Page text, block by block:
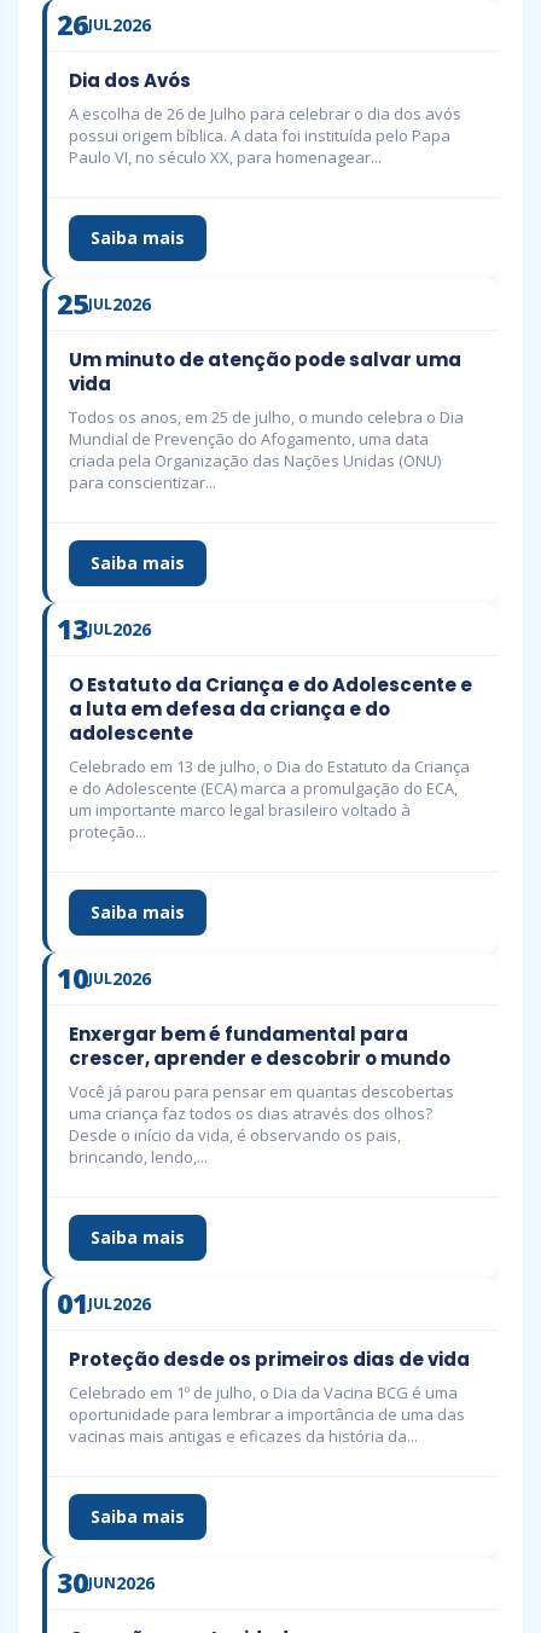
26JUL2026
Dia dos Avós
A escolha de 26 de Julho para celebrar o dia dos avós
possui origem bíblica. A data foi instituída pelo Papa
Paulo VI, no século XX, para homenagear...
Saiba mais
25JUL2026
Um minuto de atenção pode salvar uma
vida
Todos os anos, em 25 de julho, o mundo celebra o Dia
Mundial de Prevenção do Afogamento, uma data
criada pela Organização das Nações Unidas (ONU)
para conscientizar...
Saiba mais
13JUL2026
O Estatuto da Criança e do Adolescente e
a luta em defesa da criança e do
adolescente
Celebrado em 13 de julho, o Dia do Estatuto da Criança
e do Adolescente (ECA) marca a promulgação do ECA,
um importante marco legal brasileiro voltado à
proteção...
Saiba mais
10JUL2026
Enxergar bem é fundamental para
crescer, aprender e descobrir o mundo
Você já parou para pensar em quantas descobertas
uma criança faz todos os dias através dos olhos?
Desde o início da vida, é observando os pais,
brincando, lendo,...
Saiba mais
01JUL2026
Proteção desde os primeiros dias de vida
Celebrado em 1º de julho, o Dia da Vacina BCG é uma
oportunidade para lembrar a importância de uma das
vacinas mais antigas e eficazes da história da...
Saiba mais
30JUN2026